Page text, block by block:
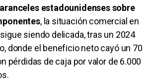
estadounidenses sobre
, la situación comercial en
siendo delicada, tras un 2024
donde el beneficio neto cayó un 70
pérdidas de caja por valor de 6.000